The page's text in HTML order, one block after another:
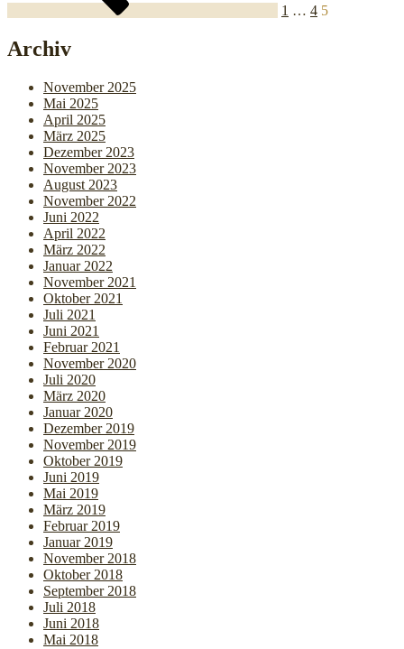
1 … 4 5
Archiv
November 2025
Mai 2025
April 2025
März 2025
Dezember 2023
November 2023
August 2023
November 2022
Juni 2022
April 2022
März 2022
Januar 2022
November 2021
Oktober 2021
Juli 2021
Juni 2021
Februar 2021
November 2020
Juli 2020
März 2020
Januar 2020
Dezember 2019
November 2019
Oktober 2019
Juni 2019
Mai 2019
März 2019
Februar 2019
Januar 2019
November 2018
Oktober 2018
September 2018
Juli 2018
Juni 2018
Mai 2018